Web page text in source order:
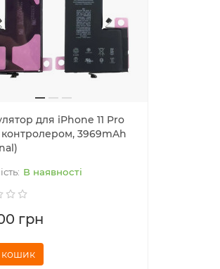
для iPhone 11 Pro
контролером, 3969mAh
В наявності
грн
кошик